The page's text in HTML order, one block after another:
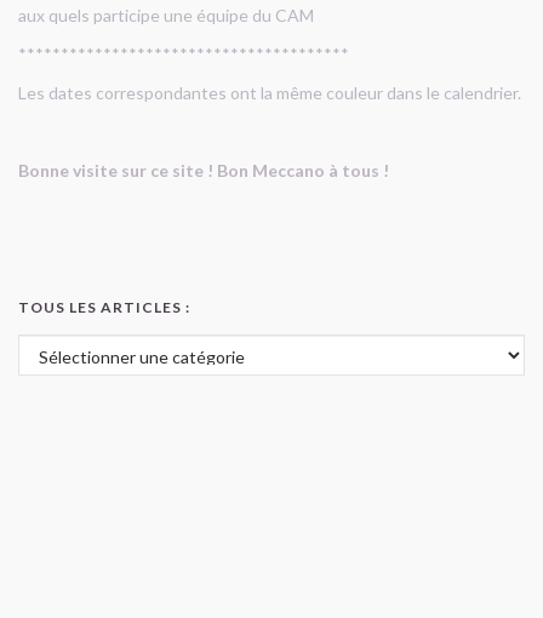
aux quels participe une équipe du CAM
***************************************
Les dates correspondantes ont la même couleur dans le calendrier.
Bonne visite sur ce site ! Bon Meccano à tous !
TOUS LES ARTICLES :
Tous les articles :